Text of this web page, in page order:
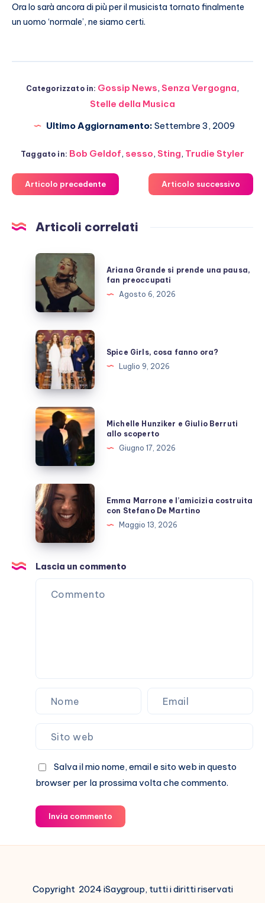
Ora lo sarà ancora di più per il musicista tornato finalmente
un uomo ‘normale’, ne siamo certi.
Categorizzato in: Gossip News, Senza Vergogna,
Stelle della Musica
Ultimo Aggiornamento: Settembre 3, 2009
Taggato in: Bob Geldof, sesso, Sting, Trudie Styler
Articolo precedente Articolo successivo
Articoli correlati
Ariana
Grande
si
prende
una
pausa,
fan
preoccupati
Ariana Grande si prende una pausa,
fan preoccupati
Agosto 6, 2026
Spice
Girls,
cosa
fanno
ora?
Spice Girls, cosa fanno ora?
Luglio 9, 2026
Michelle
Hunziker
e
Berruti
allo
scoperto
Michelle Hunziker e Giulio Berruti
allo scoperto
Giugno 17, 2026
Emma
Marrone
e
l’amicizia
costruita
con
Stefano
Emma Marrone e l’amicizia costruita
con Stefano De Martino
Maggio 13, 2026
Lascia un commento
Salva il mio nome, email e sito web in questo
browser per la prossima volta che commento.
Invia commento
Copyright 2024 iSaygroup, tutti i diritti riservati